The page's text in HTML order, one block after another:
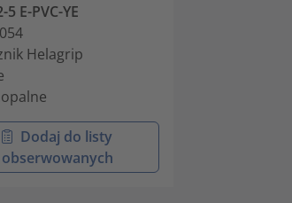
5 E-PVC-YE
Helagrip
Dodaj do listy
obserwowanych